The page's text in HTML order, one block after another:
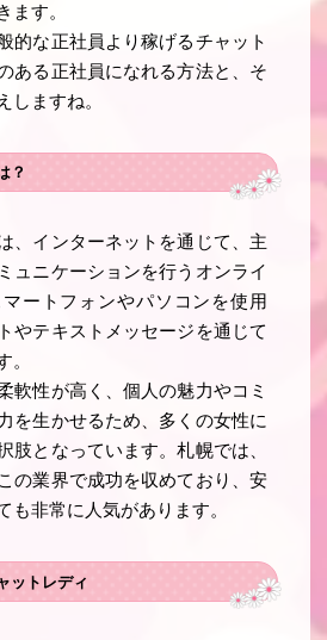
ます。
的な正社員より稼げるチャット
ある正社員になれる方法と、そ
しますね。
？
、インターネットを通じて、主
ュニケーションを行うオンライ
ートフォンやパソコンを使用
やテキストメッセージを通じて
。
軟性が高く、個人の魅力やコミ
を生かせるため、多くの女性に
肢となっています。札幌では、
の業界で成功を収めており、安
も非常に人気があります。
ットレディ